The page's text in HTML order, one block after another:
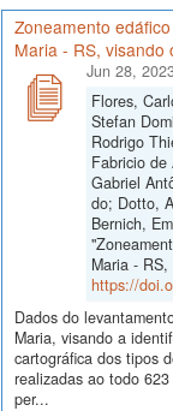
Zoneamento
Maria - RS,
Jun 28,
Flores,
Stefan
Rodrigo
Fabricio de
Gabriel
do; Dotto,
Bernich,
Maria -
https://
Dados do
Maria, visando a
cartográfica dos tipos
realizadas ao todo
per...